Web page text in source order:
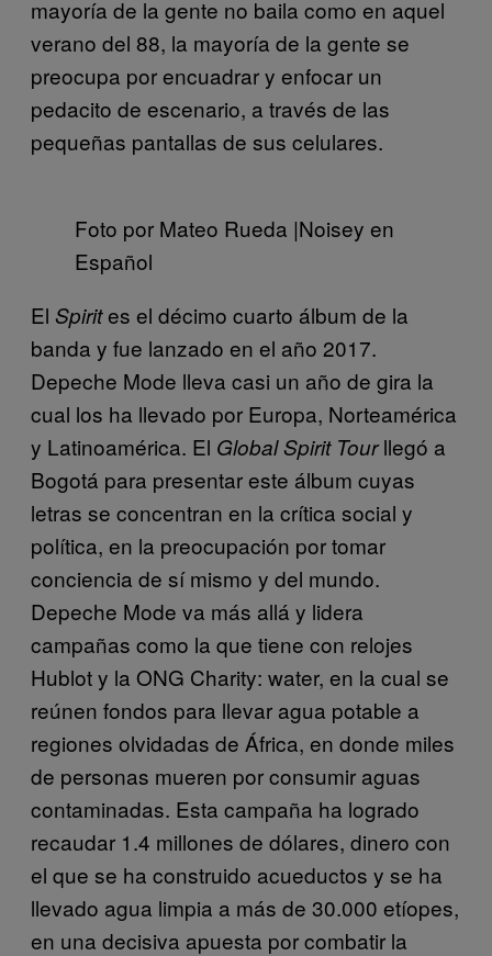
mayoría de la gente no baila como en aquel
verano del 88, la mayoría de la gente se
preocupa por encuadrar y enfocar un
pedacito de escenario, a través de las
pequeñas pantallas de sus celulares.
Foto por Mateo Rueda |Noisey en
Español
El Spirites el décimo cuarto álbum de la
banda y fue lanzado en el año 2017.
Depeche Mode lleva casi un año de gira la
cual los ha llevado por Europa, Norteamérica
y Latinoamérica. El Global Spirit Tourllegó a
Bogotá para presentar este álbum cuyas
letras se concentran en la crítica social y
política, en la preocupación por tomar
conciencia de sí mismo y del mundo.
Depeche Mode va más allá y lidera
campañas como la que tiene con relojes
Hublot y la ONG Charity: water, en la cual se
reúnen fondos para llevar agua potable a
regiones olvidadas de África, en donde miles
de personas mueren por consumir aguas
contaminadas. Esta campaña ha logrado
recaudar 1.4 millones de dólares, dinero con
el que se ha construido acueductos y se ha
llevado agua limpia a más de 30.000 etíopes,
en una decisiva apuesta por combatir la